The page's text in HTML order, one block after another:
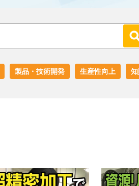
製品・技術開発 生産性向上